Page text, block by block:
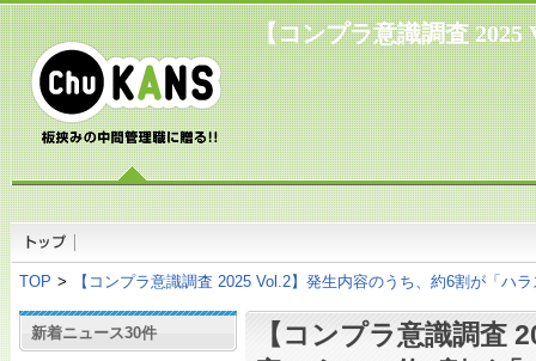
【コンプラ意識調査 2025
TOP > 【コンプラ意識調査 2025 Vol.2】発生内容のうち、約6割が「ハ
新着ニュース30件
【コンプラ意識調査